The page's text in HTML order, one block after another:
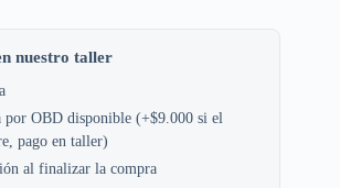
nuestro taller
por OBD disponible (+$9.000 si el
pago en taller)
al finalizar la compra